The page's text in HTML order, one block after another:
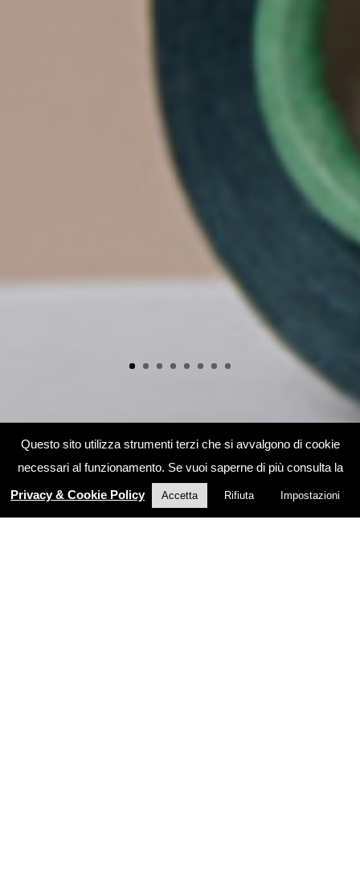
Questo sito utilizza strumenti terzi che si avvalgono di cookie
necessari al funzionamento. Se vuoi saperne di più consulta la
Privacy & Cookie Policy
Accetta Rifiuta Impostazioni